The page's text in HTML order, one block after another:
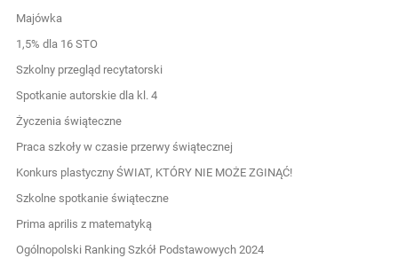
Majówka
1,5% dla 16 STO
Szkolny przegląd recytatorski
Spotkanie autorskie dla kl. 4
Życzenia świąteczne
Praca szkoły w czasie przerwy świątecznej
Konkurs plastyczny ŚWIAT, KTÓRY NIE MOŻE ZGINĄĆ!
Szkolne spotkanie świąteczne
Prima aprilis z matematyką
Ogólnopolski Ranking Szkół Podstawowych 2024